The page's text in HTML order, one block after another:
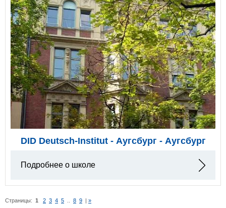
DID Deutsch-Institut - Аугсбург - Аугсбург
Подробнее о школе
Страницы: 1 2 3 4 5 8 9 | »